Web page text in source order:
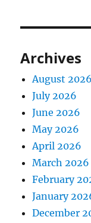
Archives
August 2026
July 2026
June 2026
May 2026
April 2026
March 2026
February
January
December